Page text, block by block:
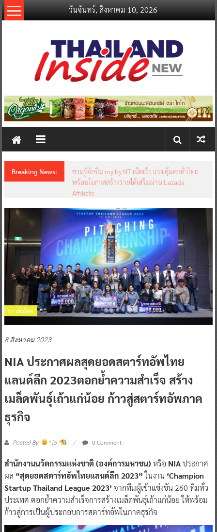
Skip
to
วันจันทร์, สิงหาคม 10, 2026
thailandinsidenew.com
Thailand
New
Breaking News:
ชวนรู้จักซิม my by NT เน็ตเร็ว แรง คุ้มค่าทั่วไทย
พร้อมโอกาสสร้างรายได้เสริมผ่าน Lazada
Affiliate
ข่าวทั่วไทย
8 สิงหาคม 2023
NIA ประกาศผลสุดยอดสตาร์ทอัพไทย
แลนด์ลีก 2023ตอกย้ำความสำเร็จ สร้าง
เมล็ดพันธุ์เถ้าแก่น้อย ก้าวสู่สตาร์ทอัพภาค
ธุรกิจ
Posted By: ^ jo ^ 0 Comment
สำนักงานนวัตกรรมแห่งชาติ (องค์การมหาชน) หรือ NIAประกาศ
ผล “สุดยอดสตาร์ทอัพไทยแลนด์ลีก 2023”ในงาน ‘Champion
Startup Thailand League 2023’ จากทีมผู้เข้าแข่งขัน 260 ทีมทั่ว
ประเทศ ตอกย้ำความสำเร็จการสร้างเมล็ดพันธุ์เถ้าแก่น้อย ให้พร้อม
ก้าวสู่การเป็นผู้ประกอบการสตาร์ทอัพในภาคธุรกิจ